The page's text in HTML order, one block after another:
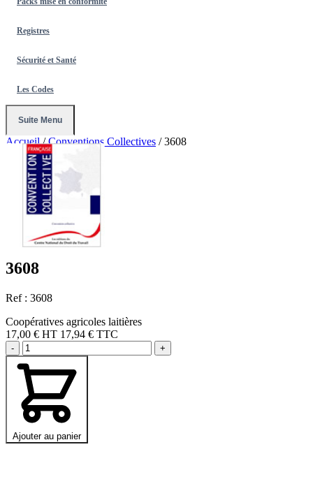
Registres
Sécurité et Santé
Les Codes
Suite Menu
Accueil / Conventions Collectives / 3608
3608
Ref : 3608
Coopératives agricoles laitières
17,00 € HT 17,94 € TTC
- +
Ajouter au panier